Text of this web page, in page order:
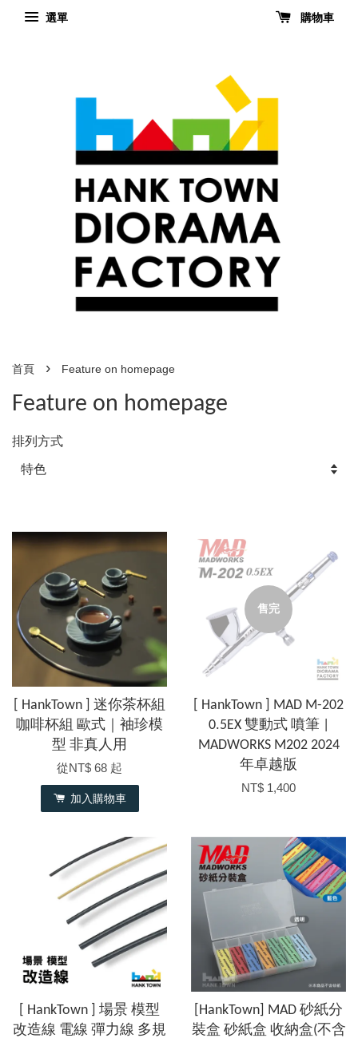
選單 購物車
首頁 › Feature on homepage
Feature on homepage
排列方式
[ HankTown ] 迷你茶杯組
咖啡杯組 歐式｜袖珍模
型 非真人用
從NT$ 68 起
加入購物車
售完
[ HankTown ] MAD M-202
0.5EX 雙動式 噴筆 |
MADWORKS M202 2024
年卓越版
NT$ 1,400
[ HankTown ] 場景 模型
改造線 電線 彈力線 多規
[HankTown] MAD 砂紙分
裝盒 砂紙盒 收納盒(不含